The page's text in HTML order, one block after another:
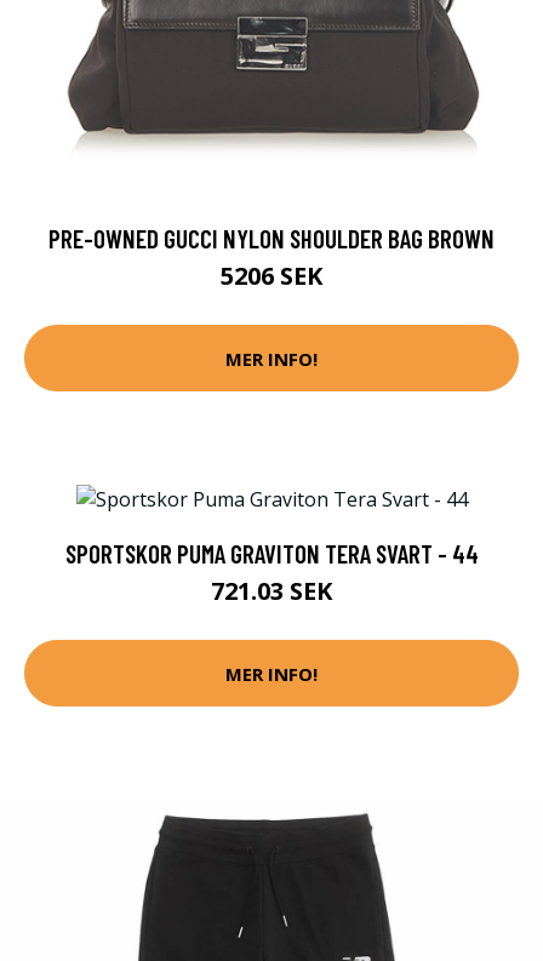
PRE-OWNED GUCCI NYLON SHOULDER BAG BROWN
5206 SEK
MER INFO!
SPORTSKOR PUMA GRAVITON TERA SVART - 44
721.03 SEK
MER INFO!